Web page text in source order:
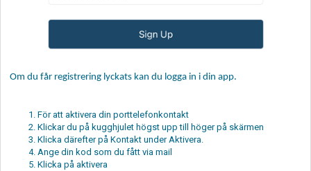
Om du får registrering lyckats kan du logga in i din app.
För att aktivera din porttelefonkontakt
Klickar du på kugghjulet högst upp till höger på skärmen
Klicka därefter på Kontakt under Aktivera.
Ange din kod som du fått via mail
Klicka på aktivera